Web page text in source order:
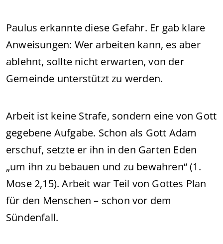
Paulus erkannte diese Gefahr. Er gab klare
Anweisungen: Wer arbeiten kann, es aber
ablehnt, sollte nicht erwarten, von der
Gemeinde unterstützt zu werden.
Arbeit ist keine Strafe, sondern eine von Gott
gegebene Aufgabe. Schon als Gott Adam
erschuf, setzte er ihn in den Garten Eden
„um ihn zu bebauen und zu bewahren“ (1.
Mose 2,15). Arbeit war Teil von Gottes Plan
für den Menschen – schon vor dem
Sündenfall.